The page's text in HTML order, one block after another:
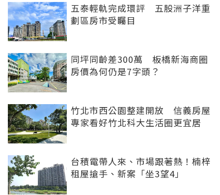
五泰輕軌完成環評 五股洲子洋重
劃區房市受矚目
同坪同齡差300萬 板橋新海商圈
房價為何仍是7字頭？
竹北市西公園整建開放 信義房屋
專家看好竹北科大生活圈更宜居
台積電帶人來、市場跟著熱！楠梓
租屋搶手、新案「坐3望4」